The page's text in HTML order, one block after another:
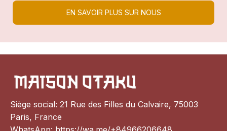
EN SAVOIR PLUS SUR NOUS
Siège social: 21 Rue des Filles du Calvaire, 75003
Paris, France